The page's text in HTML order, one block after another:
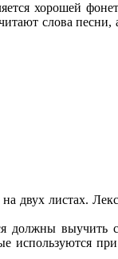
хорошей
слова песни,
двух листах.
должны выучить
используются